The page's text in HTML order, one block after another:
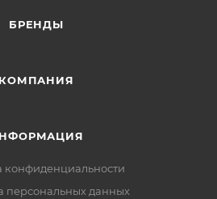
БРЕНДЫ
КОМПАНИЯ
конфиденциальности
персональных данных